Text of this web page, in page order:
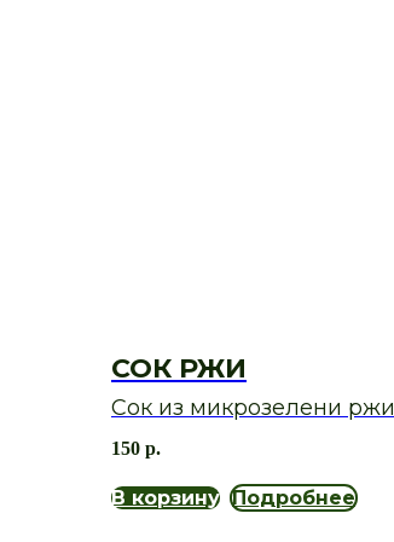
СОК РЖИ
Сок из микрозелени ржи
150 р.
В корзину Подробнее